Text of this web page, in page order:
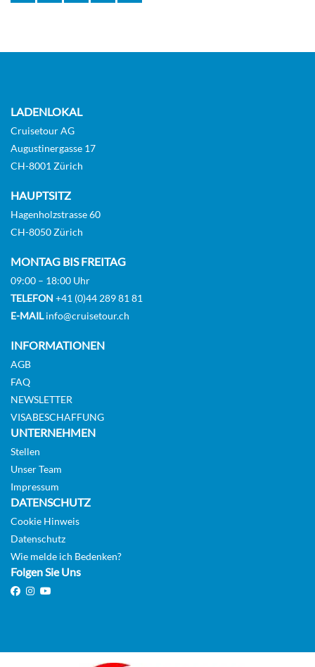
LADENLOKAL
Cruisetour AG
Augustinergasse 17
CH-8001 Zürich
HAUPTSITZ
Hagenholzstrasse 60
CH-8050 Zürich
MONTAG BIS FREITAG
09:00 – 18:00 Uhr
TELEFON +41 (0)44 289 81 81
E-MAILinfo@cruisetour.ch
INFORMATIONEN
AGB
FAQ
NEWSLETTER
VISABESCHAFFUNG
UNTERNEHMEN
Stellen
Unser Team
Impressum
DATENSCHUTZ
Cookie Hinweis
Datenschutz
Wie melde ich Bedenken?
Folgen Sie Uns